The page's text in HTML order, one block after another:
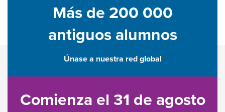
Más de 200 000
antiguos alumnos
Únase a nuestra red global
Comienza el 31 de agosto